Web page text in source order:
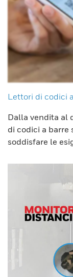
Lettori di codici
Dalla vendita al
di codici a barre
soddisfare le